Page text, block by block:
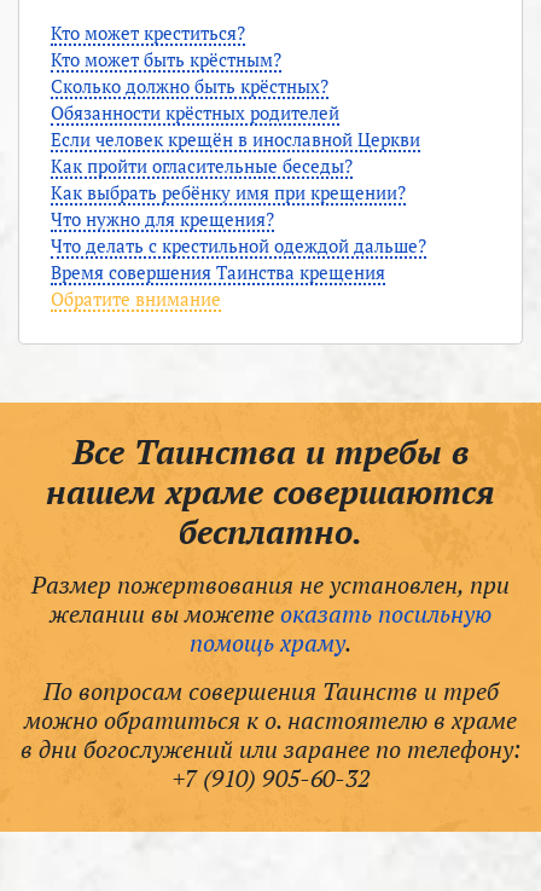
Кто может креститься?
Кто может быть крёстным?
Сколько должно быть крёстных?
Обязанности крёстных родителей
Если человек крещён в инославной Церкви
Как пройти огласительные беседы?
Как выбрать ребёнку имя при крещении?
Что нужно для крещения?
Что делать с крестильной одеждой дальше?
Время совершения Таинства крещения
Обратите внимание
Все Таинства и требы в
нашем храме совершаются
бесплатно.
Размер пожертвования не установлен, при
желании вы можетеоказать посильную
помощь храму.
По вопросам совершения Таинств и треб
можно обратиться к о. настоятелю в храме
в дни богослужений или заранее по телефону:
+7 (910) 905-60-32